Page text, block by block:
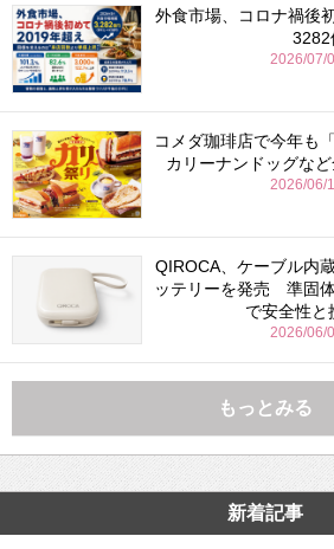
外食市場、コロナ禍後
3282
2026/07/
コメダ珈琲店で今年も
カリーナンドッグな
2026/06/
QIROCA、ケーブル内
ッテリーを発売 準固
で安全性と
2026/06/
もっとみる
新着記事